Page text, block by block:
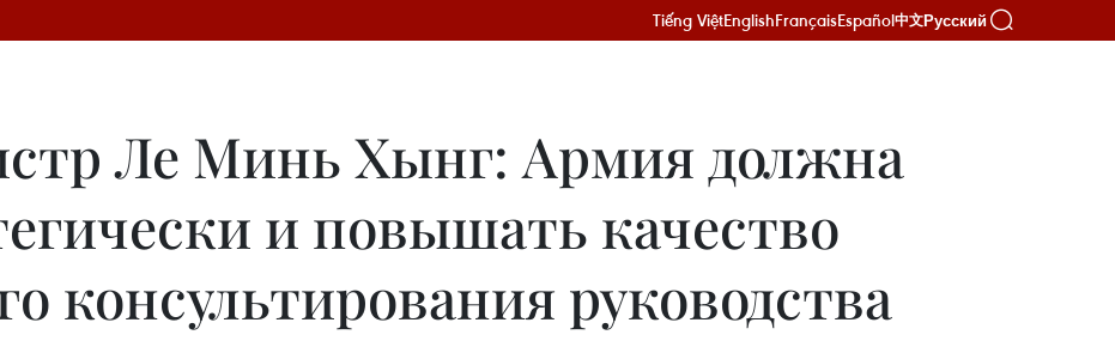
Tiếng ViệtEnglishFrançaisEspañol中文Русский
Ле Минь Хынг: Армия должна
и повышать качество
консультирования руководства